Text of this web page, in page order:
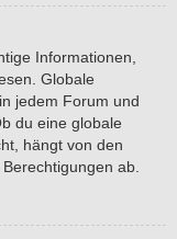
Informationen,
Globale
jedem Forum und
du eine globale
hängt von den
ab.